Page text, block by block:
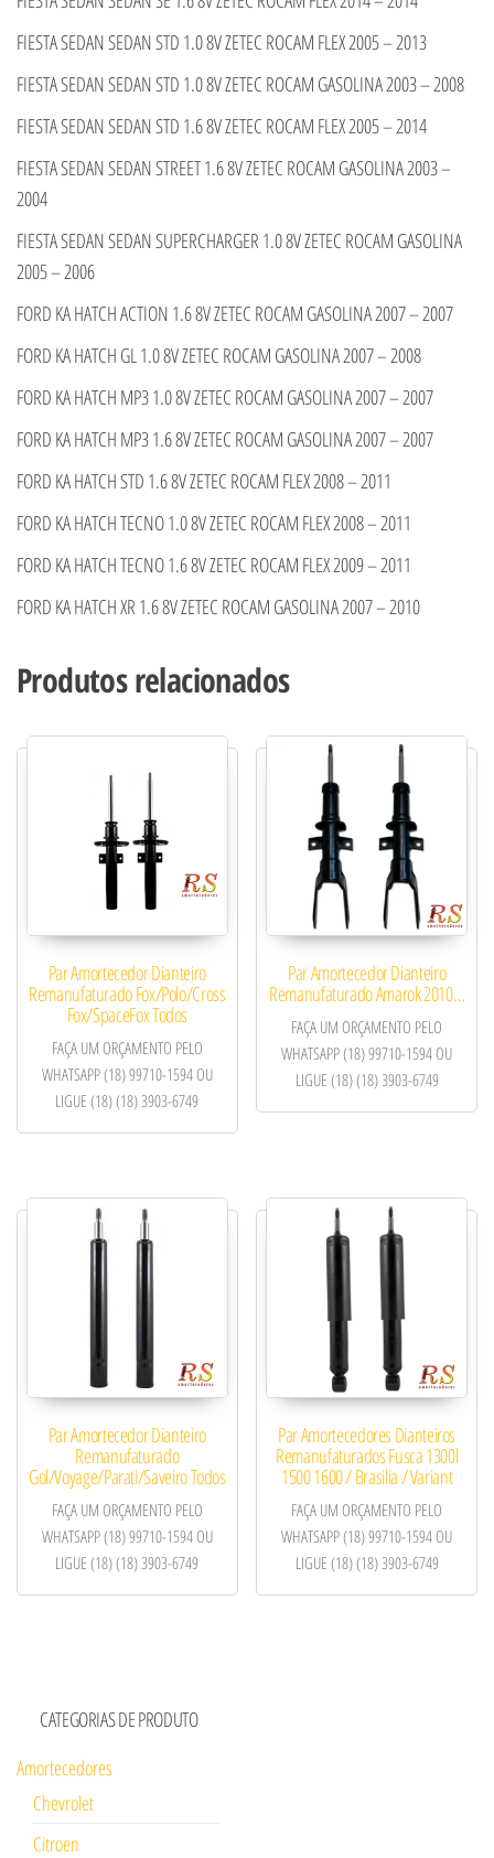
FIESTA SEDAN SEDAN STD 1.0 8V ZETEC ROCAM FLEX 2005 – 2013
FIESTA SEDAN SEDAN STD 1.0 8V ZETEC ROCAM GASOLINA 2003 – 2008
FIESTA SEDAN SEDAN STD 1.6 8V ZETEC ROCAM FLEX 2005 – 2014
FIESTA SEDAN SEDAN STREET 1.6 8V ZETEC ROCAM GASOLINA 2003 –
2004
FIESTA SEDAN SEDAN SUPERCHARGER 1.0 8V ZETEC ROCAM GASOLINA
2005 – 2006
FORD KA HATCH ACTION 1.6 8V ZETEC ROCAM GASOLINA 2007 – 2007
FORD KA HATCH GL 1.0 8V ZETEC ROCAM GASOLINA 2007 – 2008
FORD KA HATCH MP3 1.0 8V ZETEC ROCAM GASOLINA 2007 – 2007
FORD KA HATCH MP3 1.6 8V ZETEC ROCAM GASOLINA 2007 – 2007
FORD KA HATCH STD 1.6 8V ZETEC ROCAM FLEX 2008 – 2011
FORD KA HATCH TECNO 1.0 8V ZETEC ROCAM FLEX 2008 – 2011
FORD KA HATCH TECNO 1.6 8V ZETEC ROCAM FLEX 2009 – 2011
FORD KA HATCH XR 1.6 8V ZETEC ROCAM GASOLINA 2007 – 2010
Produtos relacionados
Par Amortecedor Dianteiro
Remanufaturado Fox/Polo/Cross
Fox/SpaceFox Todos
FAÇA UM ORÇAMENTO PELO
WHATSAPP (18) 99710-1594 OU
LIGUE (18) (18) 3903-6749
Par Amortecedor Dianteiro
Remanufaturado Amarok 2010…
FAÇA UM ORÇAMENTO PELO
WHATSAPP (18) 99710-1594 OU
LIGUE (18) (18) 3903-6749
Par Amortecedor Dianteiro
Remanufaturado
Gol/Voyage/Parati/Saveiro Todos
FAÇA UM ORÇAMENTO PELO
WHATSAPP (18) 99710-1594 OU
LIGUE (18) (18) 3903-6749
Par Amortecedores Dianteiros
Remanufaturados Fusca 1300l
1500 1600 / Brasilia / Variant
FAÇA UM ORÇAMENTO PELO
WHATSAPP (18) 99710-1594 OU
LIGUE (18) (18) 3903-6749
CATEGORIAS DE PRODUTO
Amortecedores
Chevrolet
Citroen